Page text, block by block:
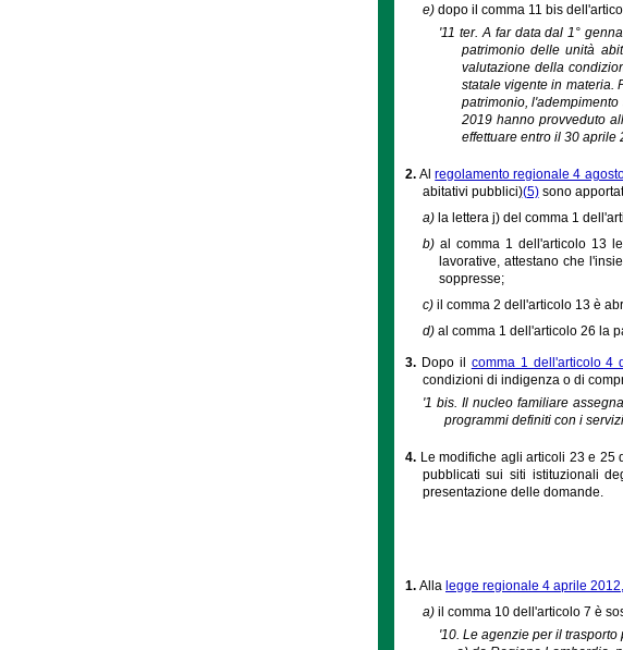
e) dopo il comma 11 bis
'11 ter. A far data dal 1°
patrimonio delle unità
valutazione della
statale vigente in materia.
patrimonio,
2019 hanno provveduto
effettuare entro il 30 aprile
2.Alregolamento regionale 4
abitativi pubblici)(5)sono
a) la lettera j) del comma 1
b) al comma 1 dell'articolo 13
lavorative, attestano che
soppresse;
c) il comma 2 dell'articolo 13 è
d) al comma 1 dell'articolo 26 la
3. Dopo il comma 1 dell'articolo 4
condizioni di indigenza o di
'1 bis. Il nucleo familiare
programmi definiti con i
4. Le modifiche agli articoli 23 e 25
pubblicati sui siti istituzionali
presentazione delle domande.
1. Alla legge regionale 4 aprile
a) il comma 10 dell'articolo 7 è
'10. Le agenzie per il